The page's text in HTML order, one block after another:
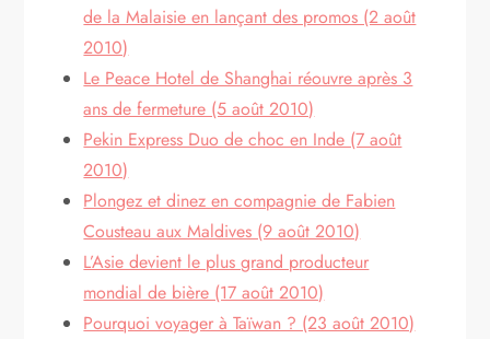
de la Malaisie en lançant des promos (2 août
2010)
Le Peace Hotel de Shanghai réouvre après 3
ans de fermeture (5 août 2010)
Pekin Express Duo de choc en Inde (7 août
2010)
Plongez et dinez en compagnie de Fabien
Cousteau aux Maldives (9 août 2010)
L’Asie devient le plus grand producteur
mondial de bière (17 août 2010)
Pourquoi voyager à Taïwan ? (23 août 2010)